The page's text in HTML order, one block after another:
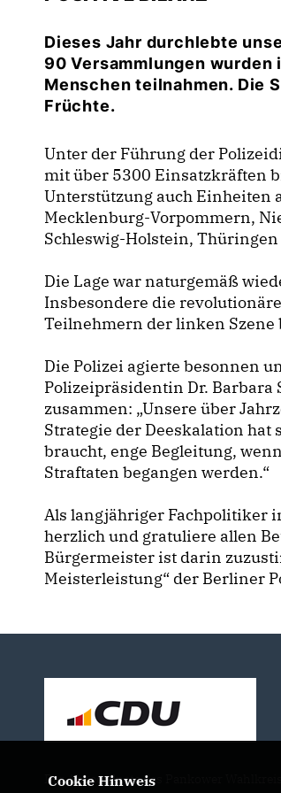
Dieses Jahr durchlebte
90 Versammlungen
Menschen teilnahmen. Die
Früchte.
Unter der Führung der
mit über 5300 Einsatzkräften
Unterstützung auch Einheiten
Mecklenburg-Vorpommern,
Schleswig-Holstein,
Die Lage war naturgemäß
Insbesondere die
Teilnehmern der linken Szene
Die Polizei agierte besonnen
Polizeipräsidentin Dr. Barbara
zusammen: „Unsere über
Strategie der Deeskalation
braucht, enge Begleitung,
Straftaten begangen werden.“
Als langjähriger Fachpolitiker
herzlich und gratuliere allen
Bürgermeister ist darin
Meisterleistung“ der Berliner
Der Abgeordnete des Pankower Wahlkreis
Cookie Hinweis